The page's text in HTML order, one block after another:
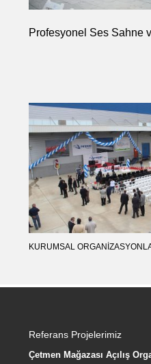
Profesyonel Ses Sahne
KURUMSAL
Referans Projelerimiz
Çetmen Mağazası Açılış